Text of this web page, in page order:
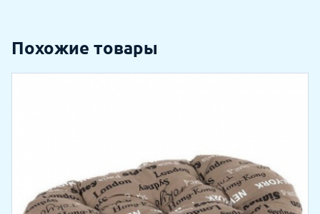
Похожие товары